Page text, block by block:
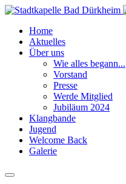
Home
Aktuelles
Über uns
Wie alles begann...
Vorstand
Presse
Werde Mitglied
Jubiläum 2024
Klangbande
Jugend
Welcome Back
Galerie